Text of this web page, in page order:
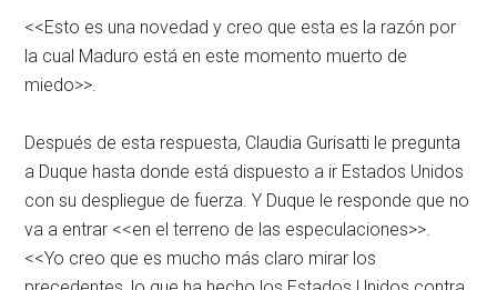
<<Esto es una novedad y creo que esta es la razón por
la cual Maduro está en este momento muerto de
miedo>>.
Después de esta respuesta, Claudia Gurisatti le pregunta
a Duque hasta donde está dispuesto a ir Estados Unidos
con su despliegue de fuerza. Y Duque le responde que no
va a entrar <<en el terreno de las especulaciones>>.
<<Yo creo que es mucho más claro mirar los